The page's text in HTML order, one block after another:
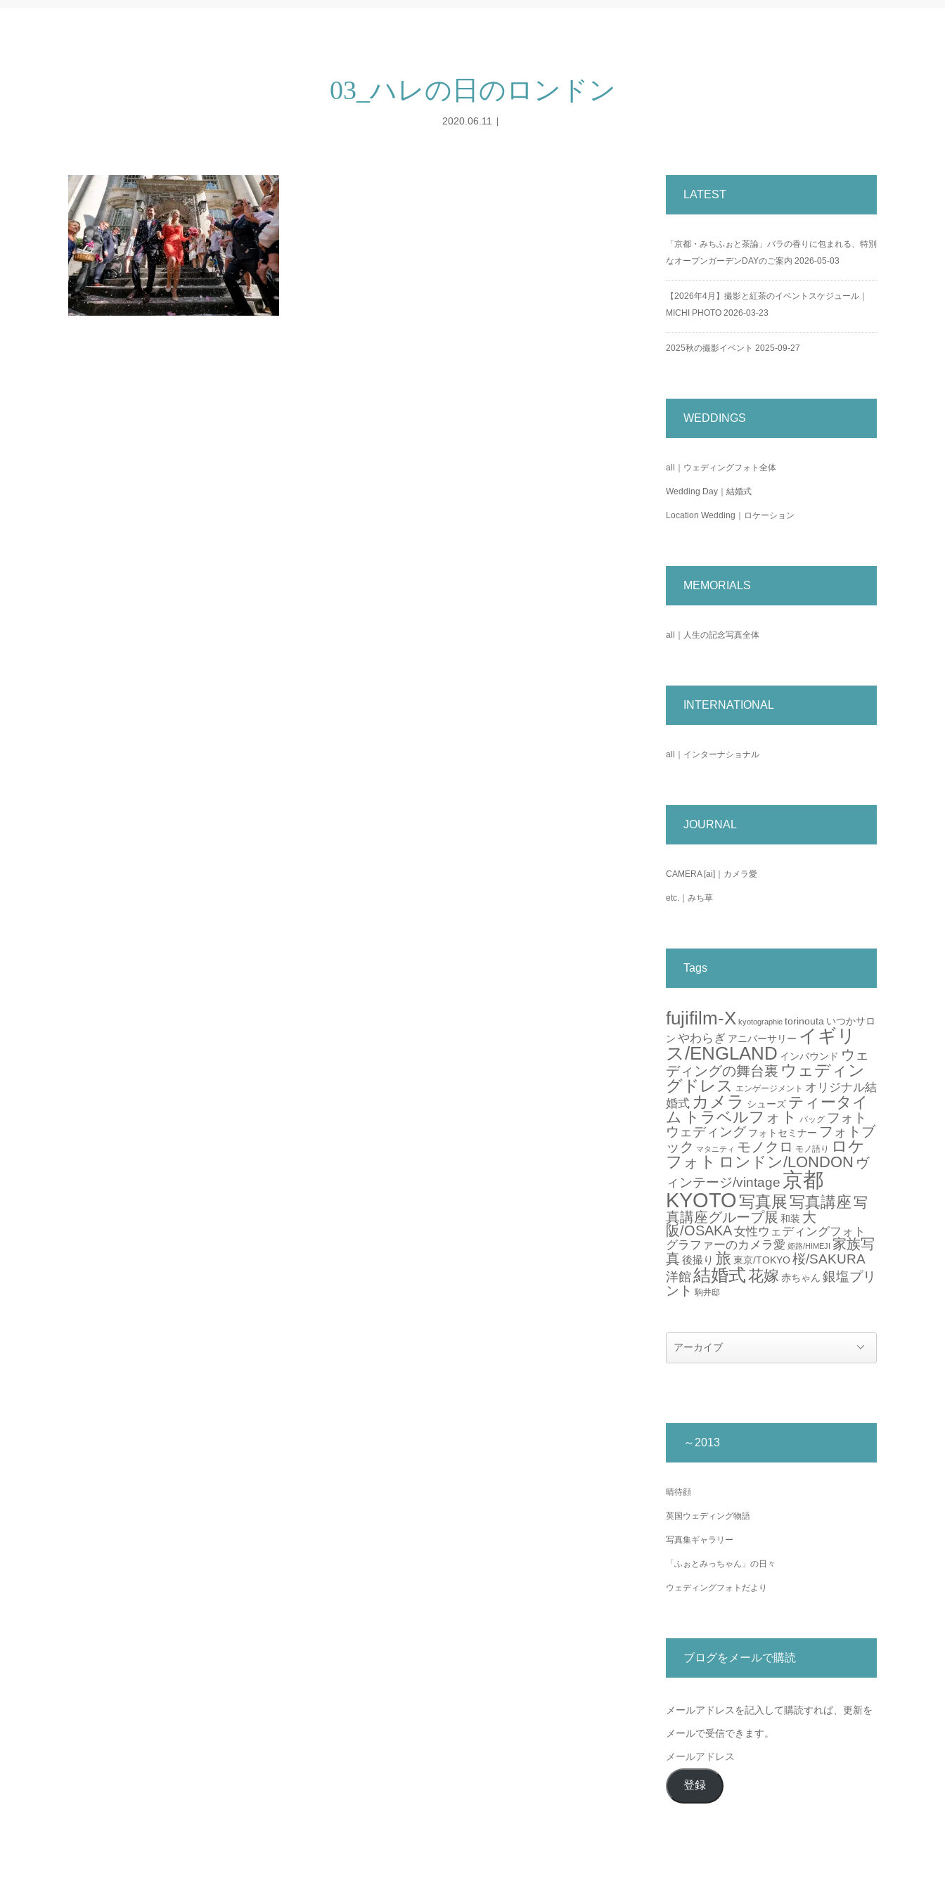
03_ハレの日のロンドン
2020.06.11
LATEST
「京都・みちふぉと茶論」バラの香りに包まれる、特別
なオープンガーデンDAYのご案内 2026-05-03
【2026年4月】撮影と紅茶のイベントスケジュール｜
MICHI PHOTO 2026-03-23
2025秋の撮影イベント 2025-09-27
WEDDINGS
all｜ウェディングフォト全体
Wedding Day｜結婚式
Location Wedding｜ロケーション
MEMORIALS
all｜人生の記念写真全体
INTERNATIONAL
all｜インターナショナル
JOURNAL
CAMERA [ai]｜カメラ愛
etc.｜みち草
Tags
fujifilm-X kyotographie torinouta いつかサロ
ン やわらぎ アニバーサリー イギリ
ス/ENGLAND インバウンド ウェ
ディングの舞台裏 ウェディン
グドレス エンゲージメント オリジナル結
婚式 カメラ シューズ ティータイ
ム トラベルフォト バッグ フォト
ウェディング フォトセミナー フォトブ
ック マタニティ モノクロ モノ語り
ロケ
フォト ロンドン/LONDON ヴ
ィンテージ/vintage 京都
KYOTO 写真展 写真講座写
真講座グループ展 和装 大
阪/OSAKA女性ウェディングフォト
グラファーのカメラ愛 姫路/HIMEJI 家族写
真 後撮り 旅 東京/TOKYO桜/SAKURA
洋館 結婚式花嫁 赤ちゃん 銀塩プリ
ント 駒井邸
～2013
晴待顔
英国ウェディング物語
写真集ギャラリー
「ふぉとみっちゃん」の日々
ウェディングフォトだより
ブログをメールで購読
メールアドレスを記入して購読すれば、更新を
メールで受信できます。
メ
ー
ル
登録